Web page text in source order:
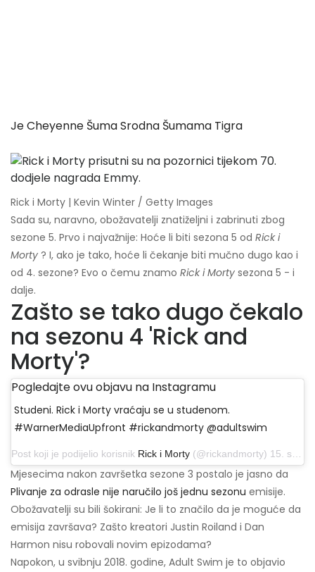
Je Cheyenne Šuma Srodna Šumama Tigra
Rick i Morty | Kevin Winter / Getty Images
Sada su, naravno, obožavatelji znatiželjni i zabrinuti zbog
sezone 5. Prvo i najvažnije: Hoće li biti sezona 5 od Rick i
Morty ? I, ako je tako, hoće li čekanje biti mučno dugo kao i
od 4. sezone? Evo o čemu znamo Rick i Morty sezona 5 - i
dalje.
Zašto se tako dugo čekalo
na sezonu 4 'Rick and
Morty'?
Pogledajte ovu objavu na Instagramu
Studeni. Rick i Morty vraćaju se u studenom.
#WarnerMediaUpfront #rickandmorty @adultswim
Post koji je podijelio korisnik Rick i Morty (@rickandmorty) 15. svibnja 2019. u 8:01 PDT
Mjesecima nakon završetka sezone 3 postalo je jasno da
Plivanje za odrasle nije naručilo još jednu sezonu emisije.
Obožavatelji su bili šokirani: Je li to značilo da je moguće da
emisija završava? Zašto kreatori Justin Roiland i Dan
Harmon nisu robovali novim epizodama?
Napokon, u svibnju 2018. godine, Adult Swim je to objavio